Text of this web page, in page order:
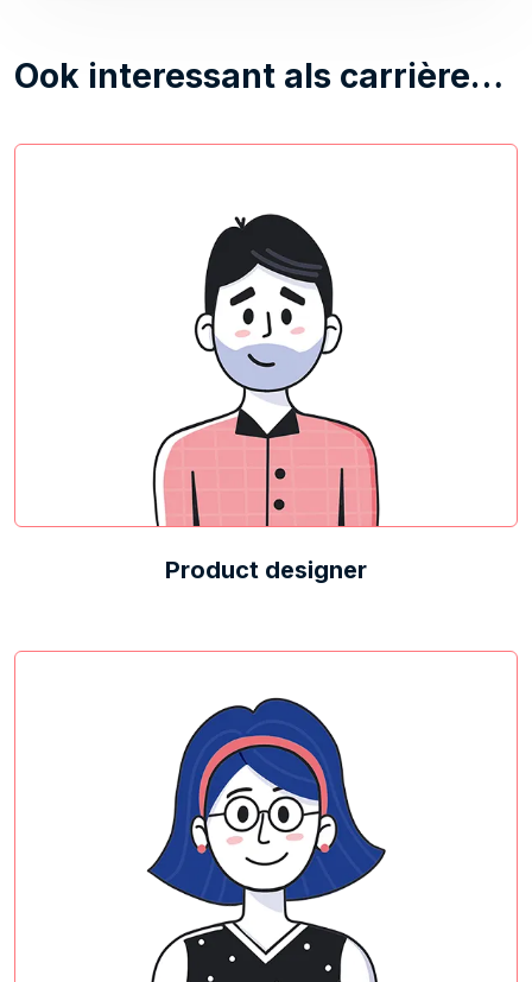
Ook interessant als carrière…
Product designer